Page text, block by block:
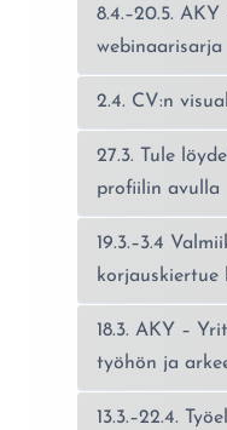
8.4.–20.5.
webinaarisarja
2.4. CV:n
27.3. Tule
profiilin avulla
19.3.–3.4
korjauskiertue
18.3. AKY –
työhön ja
13.3.–22.4.